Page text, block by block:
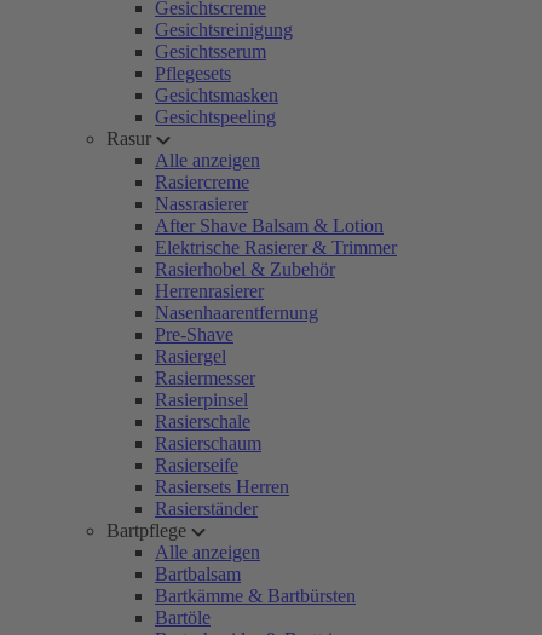
Gesichtscreme
Gesichtsreinigung
Gesichtsserum
Pflegesets
Gesichtsmasken
Gesichtspeeling
Rasur
Alle anzeigen
Rasiercreme
Nassrasierer
After Shave Balsam & Lotion
Elektrische Rasierer & Trimmer
Rasierhobel & Zubehör
Herrenrasierer
Nasenhaarentfernung
Pre-Shave
Rasiergel
Rasiermesser
Rasierpinsel
Rasierschale
Rasierschaum
Rasierseife
Rasiersets Herren
Rasierständer
Bartpflege
Alle anzeigen
Bartbalsam
Bartkämme & Bartbürsten
Bartöle